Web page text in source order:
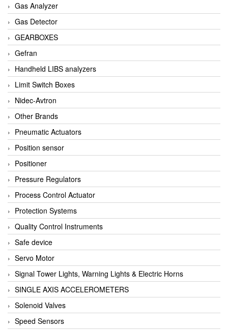
Gas Analyzer
Gas Detector
GEARBOXES
Gefran
Handheld LIBS analyzers
Limit Switch Boxes
Nidec-Avtron
Other Brands
Pneumatic Actuators
Position sensor
Positioner
Pressure Regulators
Process Control Actuator
Protection Systems
Quality Control Instruments
Safe device
Servo Motor
Signal Tower Lights, Warning Lights & Electric Horns
SINGLE AXIS ACCELEROMETERS
Solenoid Valves
Speed Sensors